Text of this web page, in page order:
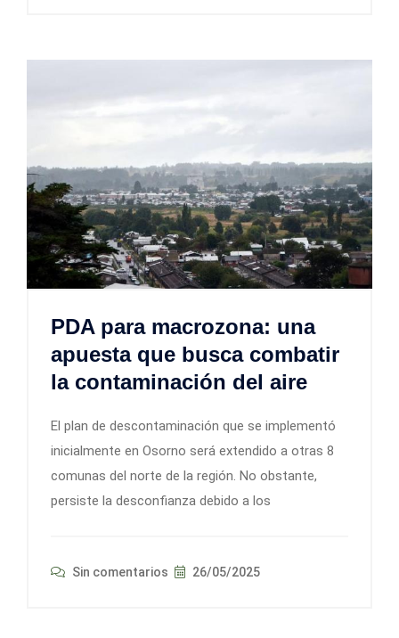
PDA para macrozona: una
apuesta que busca combatir
la contaminación del aire
El plan de descontaminación que se implementó
inicialmente en Osorno será extendido a otras 8
comunas del norte de la región. No obstante,
persiste la desconfianza debido a los
Sin comentarios 26/05/2025